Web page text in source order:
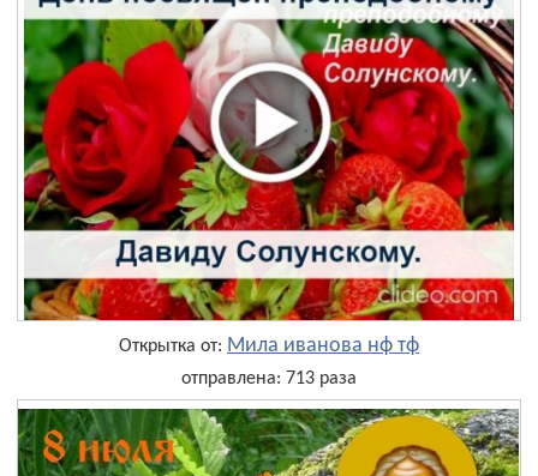
Открытка от: Мила иванова нф тф
отправлена: 713 раза